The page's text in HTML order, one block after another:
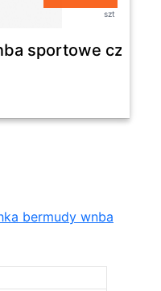
szt
sportowe czarny
bermudy wnba